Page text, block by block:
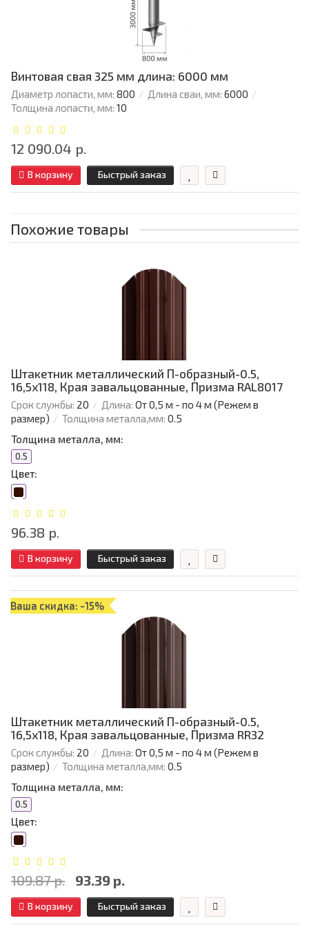
Винтовая свая 325 мм длина: 6000 мм
Диаметр лопасти, мм: 800 Длина сваи, мм: 6000
Толщина лопасти, мм: 10
12 090.04 р.
В корзину Быстрый заказ
Похожие товары
Штакетник металлический П-образный-0.5,
16,5х118, Края завальцованные, Призма RAL8017
Срок службы: 20 Длина: От 0,5 м - по 4 м (Режем в
размер)
Толщина металла,мм: 0.5
Толщина металла, мм:
0.5
Цвет:
96.38 р.
В корзину Быстрый заказ
Ваша скидка: -15%
Штакетник металлический П-образный-0.5,
16,5х118, Края завальцованные, Призма RR32
Срок службы: 20 Длина: От 0,5 м - по 4 м (Режем в
размер)
Толщина металла,мм: 0.5
Толщина металла, мм:
0.5
Цвет:
109.87 р. 93.39 р.
В корзину Быстрый заказ